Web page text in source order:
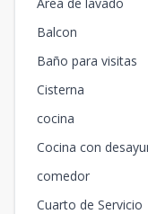
Balcon
Baño para visitas
Cisterna
cocina
Cocina con
comedor
Cuarto de Servicio